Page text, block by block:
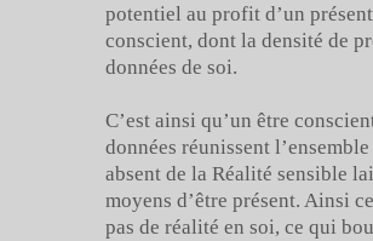
potentiel au profit d’un
conscient, dont la densité de
données de soi.
C’est ainsi qu’un être
données réunissent
absent de la Réalité sensible
moyens d’être présent. Ainsi
pas de réalité en soi, ce qui